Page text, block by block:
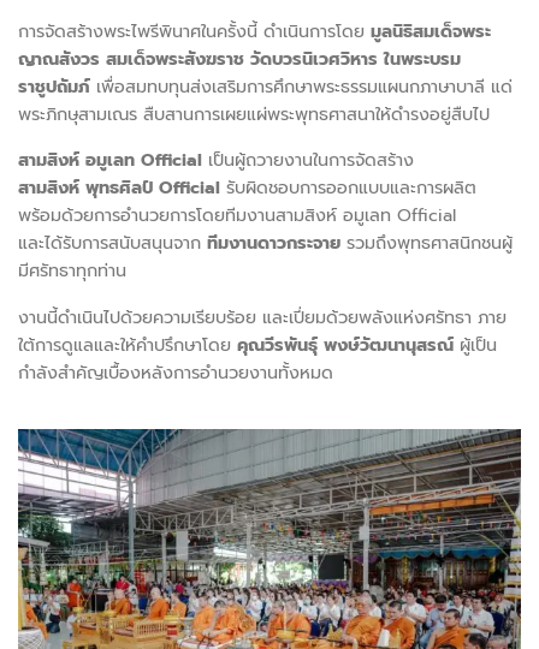
การจัดสร้างพระไพรีพินาศในครั้งนี้ ดำเนินการโดย มูลนิธิสมเด็จพระ
ญาณสังวร สมเด็จพระสังฆราช วัดบวรนิเวศวิหาร ในพระบรม
ราชูปถัมภ์ เพื่อสมทบทุนส่งเสริมการศึกษาพระธรรมแผนกภาษาบาลี แด่
พระภิกษุสามเณร สืบสานการเผยแผ่พระพุทธศาสนาให้ดำรงอยู่สืบไป
สามสิงห์ อมูเลท Official เป็นผู้ถวายงานในการจัดสร้าง
สามสิงห์ พุทธศิลป์ Official รับผิดชอบการออกแบบและการผลิต
พร้อมด้วยการอำนวยการโดยทีมงานสามสิงห์ อมูเลท Official
และได้รับการสนับสนุนจาก ทีมงานดาวกระจาย รวมถึงพุทธศาสนิกชนผู้
มีศรัทธาทุกท่าน
งานนี้ดำเนินไปด้วยความเรียบร้อย และเปี่ยมด้วยพลังแห่งศรัทธา ภาย
ใต้การดูแลและให้คำปรึกษาโดย คุณวีรพันธุ์ พงษ์วัฒนานุสรณ์ ผู้เป็น
กำลังสำคัญเบื้องหลังการอำนวยงานทั้งหมด